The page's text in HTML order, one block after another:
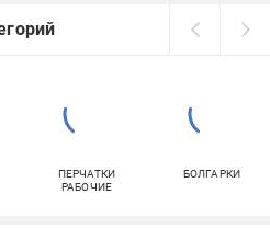
ПЕРЧАТКИ
РАБОЧИЕ
БОЛГАРКИ